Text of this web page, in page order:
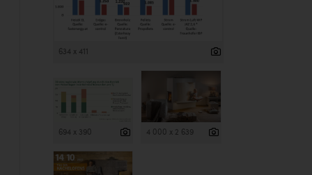
634 x 411
694 x 390 4 000 x 2 639